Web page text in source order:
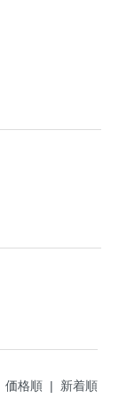
格順 | 新着順